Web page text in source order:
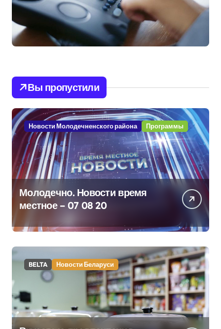
Вы пропустили
Новости Молодечненского района Программы
Молодечно. Новости время
местное – 07 08 20
BELTA Новости Беларуси